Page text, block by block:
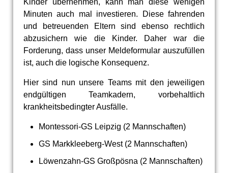
Minuten auch mal investieren. Diese fahrenden
und betreuenden Eltern sind ebenso rechtlich
abzusichern wie die Kinder. Daher war die
Forderung, dass unser Meldeformular auszufüllen
ist, auch die logische Konsequenz.
Hier sind nun unsere Teams mit den jeweiligen
endgültigen Teamkadern, vorbehaltlich
krankheitsbedingter Ausfälle.
Montessori-GS Leipzig (2 Mannschaften)
GS Markkleeberg-West (2 Mannschaften)
Löwenzahn-GS Großpösna (2 Mannschaften)